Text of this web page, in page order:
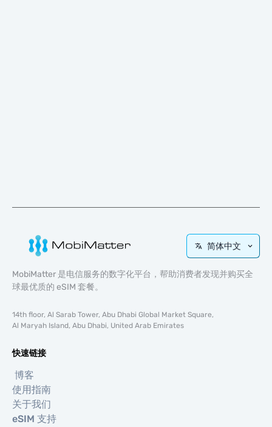
简体中文
MobiMatter 是电信服务的数字化平台，帮助消费者发现并购买全
球最优质的 eSIM 套餐。
14th floor, Al Sarab Tower, Abu Dhabi Global Market Square,
Al Maryah Island, Abu Dhabi, United Arab Emirates
快速链接
博客
使用指南
关于我们
eSIM 支持